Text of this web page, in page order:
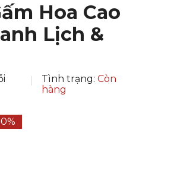
Hoa Cao
Lịch &
Tình trạng: Còn
hàng